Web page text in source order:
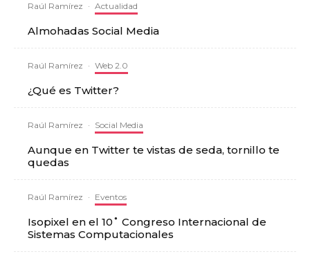
Raúl Ramírez · Actualidad
Almohadas Social Media
Raúl Ramírez · Web 2.0
¿Qué es Twitter?
Raúl Ramírez · Social Media
Aunque en Twitter te vistas de seda, tornillo te
quedas
Raúl Ramírez · Eventos
Isopixel en el 10˚ Congreso Internacional de
Sistemas Computacionales